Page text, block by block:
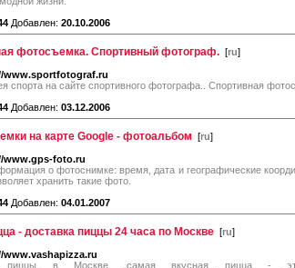
Добавлен: 20.10.2006
фотосъемка. Спортивный фотограф. [ru]
www.sportfotograf.ru
спорта на сайте спортивного фотографа.. Спортивная
Добавлен: 03.12.2006
на карте Google - фотоальбом [ru]
www.gps-foto.ru
о фотоснимке: время, дата и географические
хранить такие фото.
Добавлен: 04.01.2007
- доставка пиццы 24 часа по Москве [ru]
www.vashapizza.ru
пиццы в Москве, самая вкусная пицца -